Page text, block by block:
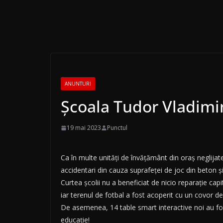
ANUNTURI
Școala Tudor
19 mai 2023 Punctul
Ca în multe unități de învățământ din oraș
accidentari din cauza suprafeței de joc din beton
Curtea școlii nu a beneficiat de nicio reparație
iar terenul de fotbal a fost acoperit cu un covor
De asemenea, 14 table smart interactive noi au
educație!